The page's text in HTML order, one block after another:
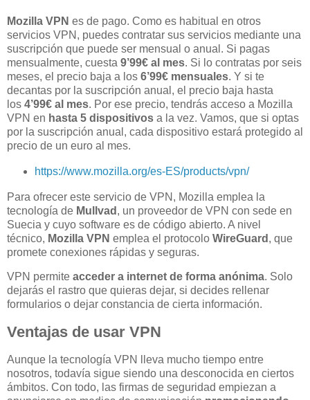
Mozilla VPN es de pago. Como es habitual en otros
servicios VPN, puedes contratar sus servicios mediante una
suscripción que puede ser mensual o anual. Si pagas
mensualmente, cuesta 9’99€ al mes. Si lo contratas por seis
meses, el precio baja a los 6’99€ mensuales. Y si te
decantas por la suscripción anual, el precio baja hasta
los 4’99€ al mes. Por ese precio, tendrás acceso a Mozilla
VPN en hasta 5 dispositivos a la vez. Vamos, que si optas
por la suscripción anual, cada dispositivo estará protegido al
precio de un euro al mes.
https://www.mozilla.org/es-ES/products/vpn/
Para ofrecer este servicio de VPN, Mozilla emplea la
tecnología de Mullvad , un proveedor de VPN con sede en
Suecia y cuyo software es de código abierto. A nivel
técnico, Mozilla VPN emplea el protocolo WireGuard , que
promete conexiones rápidas y seguras.
VPN permite acceder a internet de forma anónima. Solo
dejarás el rastro que quieras dejar, si decides rellenar
formularios o dejar constancia de cierta información.
Ventajas de usar VPN
Aunque la tecnología VPN lleva mucho tiempo entre
nosotros, todavía sigue siendo una desconocida en ciertos
ámbitos. Con todo, las firmas de seguridad empiezan a